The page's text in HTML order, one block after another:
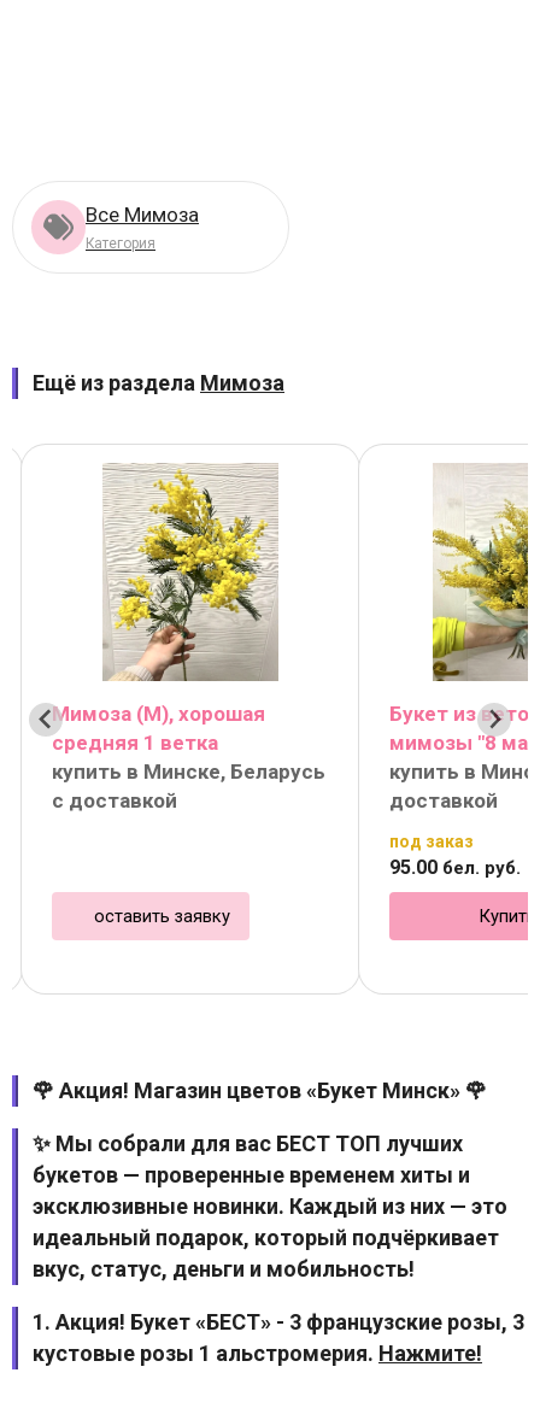
Все Мимоза
Категория
Ещё из раздела Мимоза
Мимоза (М), хорошая
средняя 1 ветка
купить в Минске, Беларусь
с доставкой
оставить заявку
Букет из
мимозы "8
купить в
доставкой
под заказ
95.00 бел. руб.
Купить!
🌹 Акция! Магазин цветов «Букет Минск» 🌹
✨ Мы собрали для вас БЕСТ ТОП лучших
букетов — проверенные временем хиты и
эксклюзивные новинки. Каждый из них — это
идеальный подарок, который подчёркивает
вкус, статус, деньги и мобильность!
1. Акция! Букет «БЕСТ» - 3 французские розы, 3
кустовые розы 1 альстромерия. Нажмите!